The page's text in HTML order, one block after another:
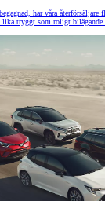
har våra
lika tryggt som roligt bilägande.